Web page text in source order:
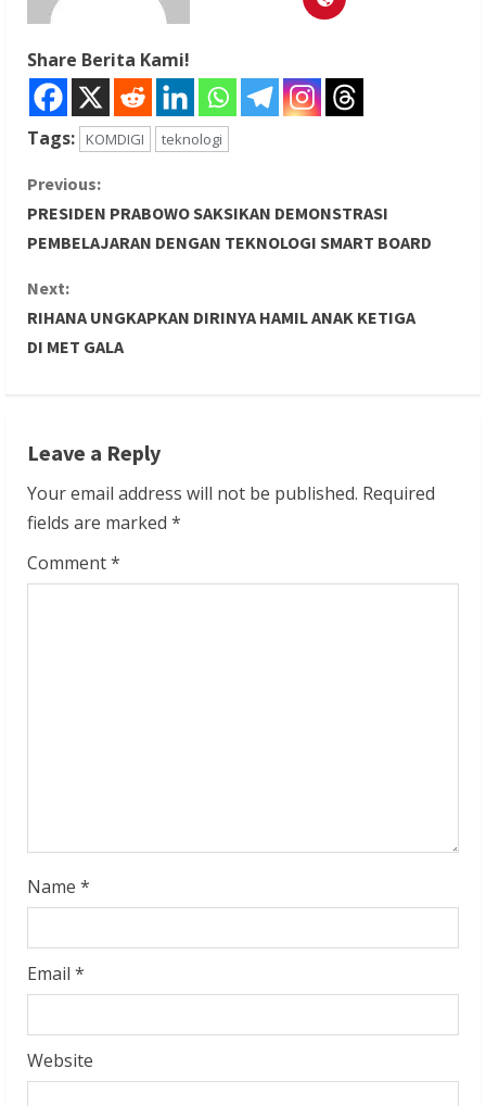
Share Berita Kami!
Tags: KOMDIGI teknologi
C
o
n
t
u
e
R
Previous:
PRESIDEN PRABOWO SAKSIKAN DEMONSTRASI
PEMBELAJARAN DENGAN TEKNOLOGI SMART BOARD
Next:
RIHANA UNGKAPKAN DIRINYA HAMIL ANAK KETIGA
DI MET GALA
Leave a Reply
Your email address will not be published. Required
fields are marked *
Comment*
Name *
Email *
Website